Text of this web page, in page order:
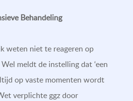
Behandeling
weten niet te reageren op
meldt de instelling dat ‘een
op vaste momenten wordt
verplichte ggz door